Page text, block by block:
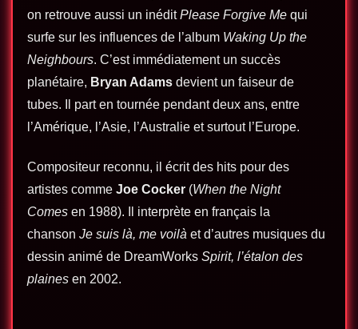
on retrouve aussi un inéditPlease Forgive Me qui
surfe sur les influences de l’album Waking Up the
Neighbours. C’est immédiatement un succès
planétaire, Bryan Adams devient un faiseur de
tubes. Il part en tournée pendant deux ans, entre
l’Amérique, l’Asie, l’Australie et surtout l’Europe.
Compositeur reconnu, il écrit des hits pour des
artistes comme Joe Cocker (When the Night
Comes en 1988). Il interprète en français la
chanson Je suis là, me voilà et d’autres musiques du
dessin animé de DreamWorks Spirit, l’étalon des
plaines en 2002.